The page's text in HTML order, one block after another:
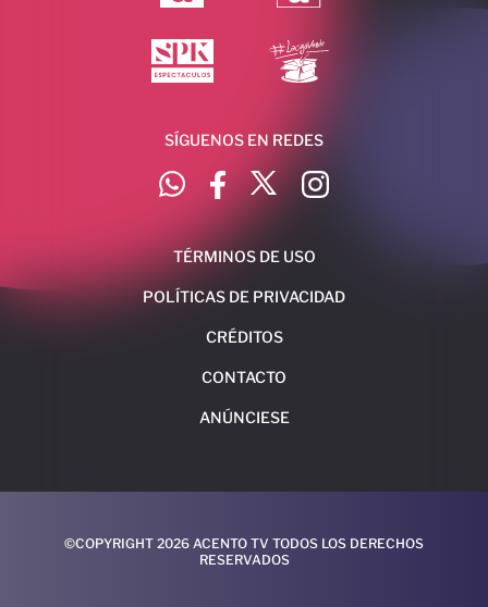
SÍGUENOS EN REDES
TÉRMINOS DE USO
POLÍTICAS DE PRIVACIDAD
CRÉDITOS
CONTACTO
ANÚNCIESE
©COPYRIGHT 2026 ACENTO TV TODOS LOS DERECHOS
RESERVADOS